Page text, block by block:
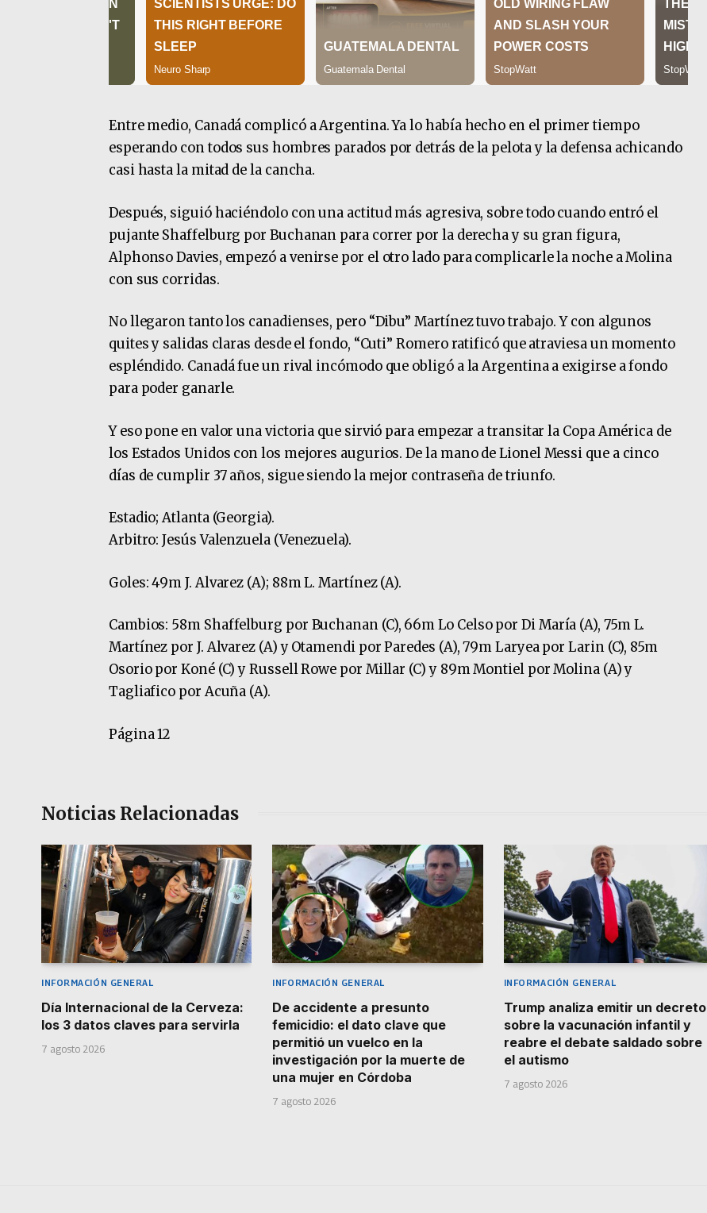
Entre medio, Canadá complicó a Argentina. Ya lo había hecho en el primer tiempo
esperando con todos sus hombres parados por detrás de la pelota y la defensa achicando
casi hasta la mitad de la cancha.
Después, siguió haciéndolo con una actitud más agresiva, sobre todo cuando entró el
pujante Shaffelburg por Buchanan para correr por la derecha y su gran figura,
Alphonso Davies, empezó a venirse por el otro lado para complicarle la noche a Molina
con sus corridas.
No llegaron tanto los canadienses, pero “Dibu” Martínez tuvo trabajo. Y con algunos
quites y salidas claras desde el fondo, “Cuti” Romero ratificó que atraviesa un momento
espléndido. Canadá fue un rival incómodo que obligó a la Argentina a exigirse a fondo
para poder ganarle.
Y eso pone en valor una victoria que sirvió para empezar a transitar la Copa América de
los Estados Unidos con los mejores augurios. De la mano de Lionel Messi que a cinco
días de cumplir 37 años, sigue siendo la mejor contraseña de triunfo.
Estadio; Atlanta (Georgia).
Arbitro: Jesús Valenzuela (Venezuela).
Goles: 49m J. Alvarez (A); 88m L. Martínez (A).
Cambios: 58m Shaffelburg por Buchanan (C), 66m Lo Celso por Di María (A), 75m L.
Martínez por J. Alvarez (A) y Otamendi por Paredes (A), 79m Laryea por Larin (C), 85m
Osorio por Koné (C) y Russell Rowe por Millar (C) y 89m Montiel por Molina (A) y
Tagliafico por Acuña (A).
Página 12
Noticias Relacionadas
INFORMACIÓN GENERAL
Día Internacional de la Cerveza:
los 3 datos claves para servirla
7 agosto 2026
INFORMACIÓN GENERAL
De accidente a presunto
femicidio: el dato clave que
permitió un vuelco en la
investigación por la muerte de
una mujer en Córdoba
7 agosto 2026
INFORMACIÓN GENERAL
Trump analiza emitir un decreto
sobre la vacunación infantil y
reabre el debate saldado sobre
el autismo
7 agosto 2026